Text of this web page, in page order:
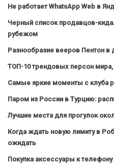
Не работает WhatsApp Web в
Черный список продавцов-
рубежом
Разнообразие вееров Пентон в
ТОП-10 трендовых персон
Самые яркие моменты с клуба
Паром из России в Турцию:
Лучшие места для прогулок
Когда ждать новую лимиту в
ожидать
Покупка аксессуары к телефону